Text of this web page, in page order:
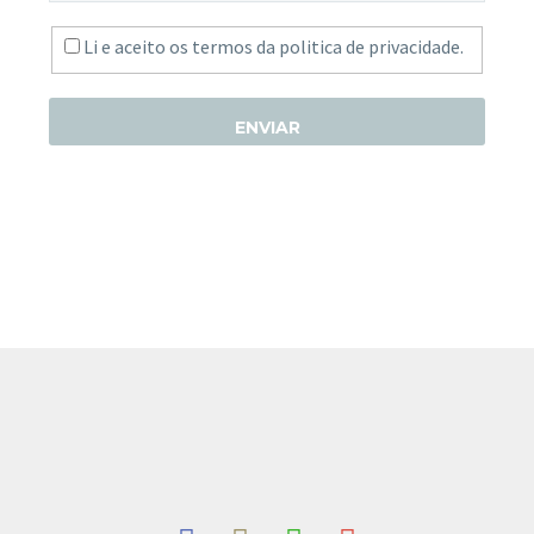
Li e aceito os termos da politica de privacidade.